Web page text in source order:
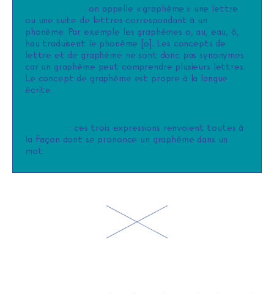
: on appelle « graphème » une lettre
ou une suite de lettres correspondant à un
phonème. Par exemple les graphèmes o, au, eau, ô,
hau traduisent le phonème [o]. Les concepts de
lettre et de graphème ne sont donc pas synonymes
car un graphème peut comprendre plusieurs lettres.
Le concept de graphème est propre à la langue
écrite.
: ces trois expressions renvoient toutes à
la façon dont se prononce un graphème dans un
mot.